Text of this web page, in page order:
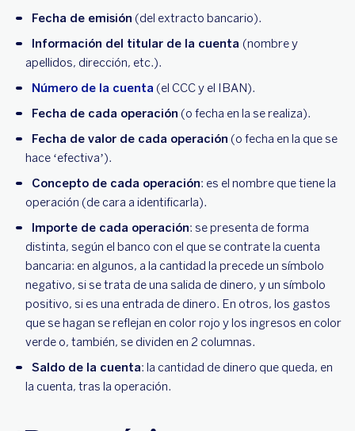
Fecha de emisión (del extracto bancario).
Información del titular de la cuenta (nombre y
apellidos, dirección, etc.).
Número de la cuenta (el CCC y el IBAN).
Fecha de cada operación (o fecha en la se realiza).
Fecha de valor de cada operación (o fecha en la que se
hace ‘efectiva’).
Concepto de cada operación: es el nombre que tiene la
operación (de cara a identificarla).
Importe de cada operación: se presenta de forma
distinta, según el banco con el que se contrate la cuenta
bancaria: en algunos, a la cantidad la precede un símbolo
negativo, si se trata de una salida de dinero, y un símbolo
positivo, si es una entrada de dinero. En otros, los gastos
que se hagan se reflejan en color rojo y los ingresos en color
verde o, también, se dividen en 2 columnas.
Saldo de la cuenta: la cantidad de dinero que queda, en
la cuenta, tras la operación.